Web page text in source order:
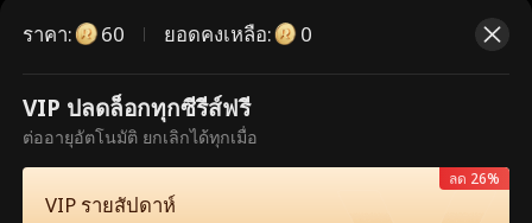
ตอนนี้เป็นตอนพรีเมียม กรุณาปลดล็อก
เพื่อรับชม
ราคา: 60 ยอดคงเหลือ: 0
VIP ปลดล็อกทุกซีรีส์ฟรี
ต่ออายุอัตโนมัติ ยกเลิกได้ทุกเมื่อ
VIP รายสัปดาห์
ลด 26%